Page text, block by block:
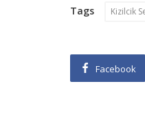
Tags Kizilcik
Facebook